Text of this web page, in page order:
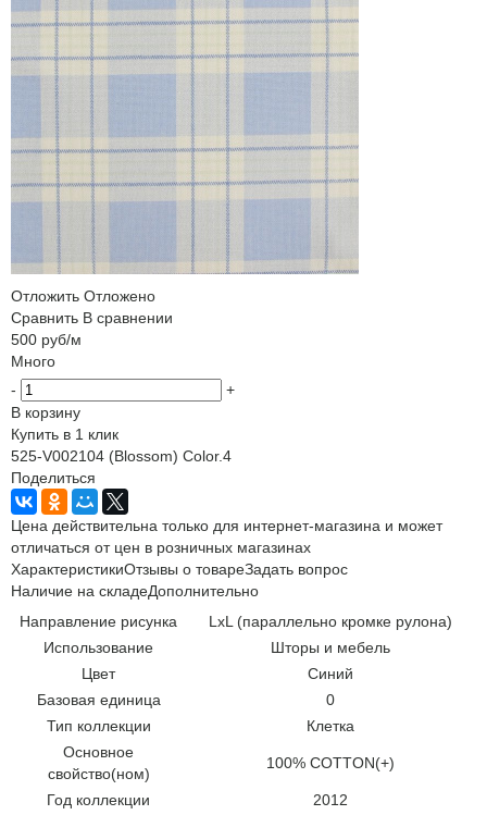
Отложить Отложено
Сравнить В сравнении
500 руб/м
Много
-
+
В корзину
Купить в 1 клик
525-V002104 (Blossom) Color.4
Поделиться
Цена действительна только для интернет-магазина и может
отличаться от цен в розничных магазинах
ХарактеристикиОтзывы о товареЗадать вопрос
Наличие на складеДополнительно
Направление рисунка
LxL (параллельно кромке рулона)
Использование
Шторы и мебель
Цвет
Синий
Базовая единица
0
Тип коллекции
Клетка
Основное
свойство(ном)
100% COTTON(+)
Год коллекции 2012